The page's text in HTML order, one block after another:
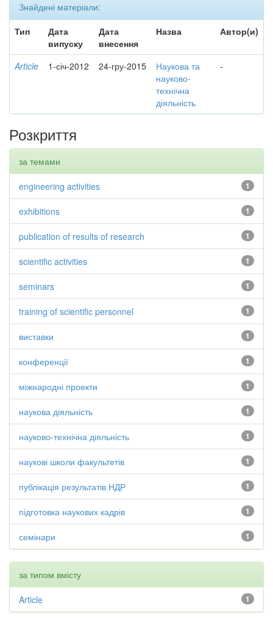
Знайдені матеріали:
Тип
Дата
випуску
Дата
внесення
Назва Автор(и)
Article 1-січ-2012 24-гру-2015
Наукова та
науково-
технічна
діяльність
-
Розкриття
за темами
1
engineering activities
1
exhibitions
1
publication of results of research
1
scientific activities
1
seminars
1
training of scientific personnel
1
виставки
1
конференції
1
міжнародні проекти
1
наукова діяльність
1
науково-технічна діяльність
1
наукові школи факультетів
1
публікація результатів НДР
1
підготовка наукових кадрів
1
семінари
за типом вмісту
1
Article